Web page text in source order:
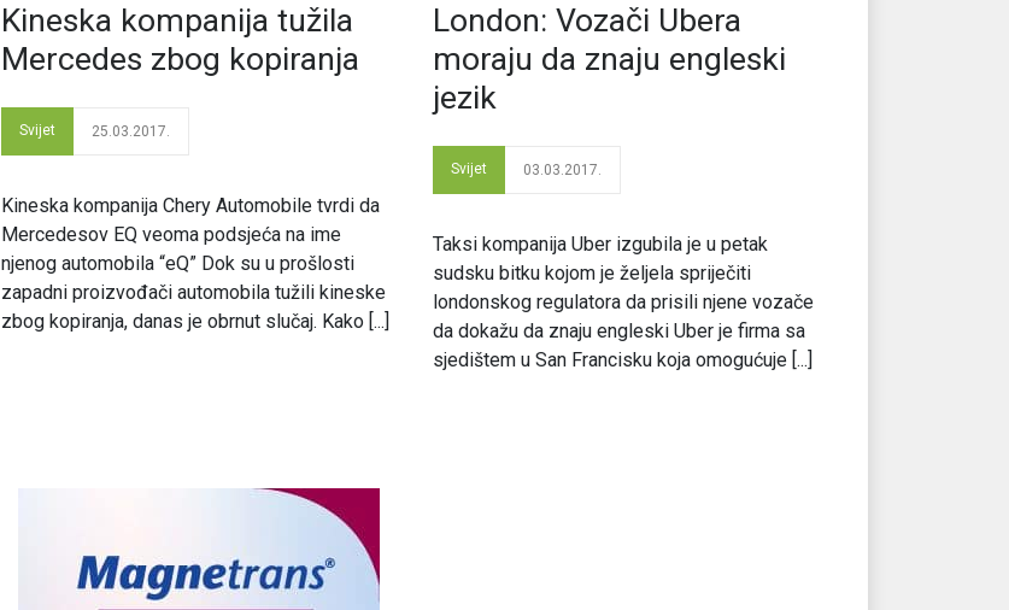
Kineska kompanija tužila
Mercedes zbog kopiranja
Svijet 25.03.2017.
Kineska kompanija Chery Automobile tvrdi da
Mercedesov EQ veoma podsjeća na ime
njenog automobila “eQ” Dok su u prošlosti
zapadni proizvođači automobila tužili kineske
zbog kopiranja, danas je obrnut slučaj. Kako [...]
London: Vozači Ubera
moraju da znaju engleski
jezik
Svijet 03.03.2017.
Taksi kompanija Uber izgubila je u petak
sudsku bitku kojom je željela spriječiti
londonskog regulatora da prisili njene vozače
da dokažu da znaju engleski Uber je firma sa
sjedištem u San Francisku koja omogućuje [...]